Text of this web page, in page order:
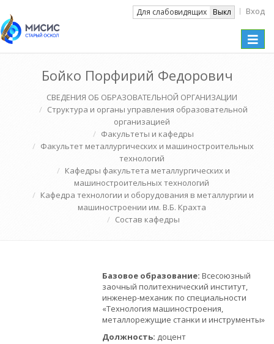
Для слабовидящих Выкл Вход
Toggle
Бойко Порфирий Федорович
СВЕДЕНИЯ ОБ ОБРАЗОВАТЕЛЬНОЙ ОРГАНИЗАЦИИ
Структура и органы управления образовательной
организацией
Факультеты и кафедры
Факультет металлургических и машиностроительных
технологий
Кафедры факультета металлургических и
машиностроительных технологий
Кафедра технологии и оборудования в металлургии и
машиностроении им. В.Б. Крахта
Состав кафедры
Базовое образование: Всесоюзный
заочный политехнический институт,
инженер-механик по специальности
«Технология машиностроения,
металлорежущие станки и инструменты»
Должность: доцент